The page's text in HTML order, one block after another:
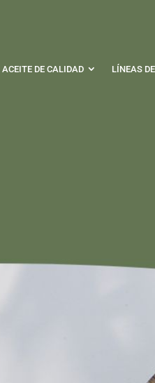
ACEITE DE CALIDAD LÍNEAS